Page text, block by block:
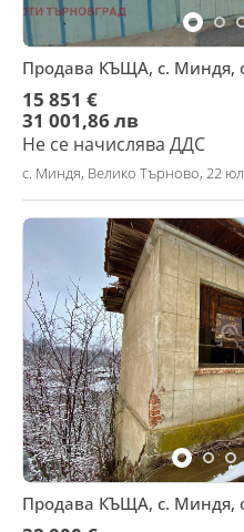
Продава КЪЩА, с. Миндя,
15 851 €
31 001,86 лв
Не се начислява ДДС
с. Миндя, Велико Търново, 22
Продава КЪЩА, с. Миндя,